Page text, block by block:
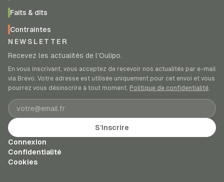
Faits & dits
Contraintes
NEWSLETTER
Recevez les actualités de l’Oulipo.
En vous inscrivant, vous acceptez de recevoir nos actualités par e-mail
via Brevo. Votre adresse est utilisée uniquement pour cet envoi et vous
pourrez vous désinscrire à tout moment. Politique de confidentialité
Adresse e-mail
S’inscrire
Connexion
Confidentialité
Cookies